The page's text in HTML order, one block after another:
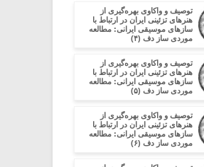
توصیف و واکاوی بهره‌گیری از
هنرهای تزئینی ایران در ارتباط با
سازهای موسیقی ایرانی: مطالعه
موردی ساز دف (۴)
توصیف و واکاوی بهره‌گیری از
هنرهای تزئینی ایران در ارتباط با
سازهای موسیقی ایرانی: مطالعه
موردی ساز دف (۵)
توصیف و واکاوی بهره‌گیری از
هنرهای تزئینی ایران در ارتباط با
سازهای موسیقی ایرانی: مطالعه
موردی ساز دف (۶)